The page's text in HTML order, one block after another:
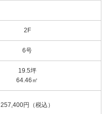
2F
6号
19.5坪
64.46㎡
257,400円（税込）